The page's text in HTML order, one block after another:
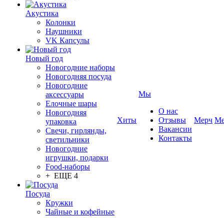
Акустика
Колонки
Наушники
VK Капсулы
Новый год
Новогодние наборы
Новогодняя посуда
Новогодние
аксессуары
Елочные шары
Новогодняя
упаковка
Свечи, гирлянды,
светильники
Новогодние
игрушки, подарки
Food-наборы
+ ЕЩЕ 4
Посуда
Кружки
Чайные и кофейные
Хиты
Мы
О нас
Отзывы
Вакансии
Контакты
Мерч